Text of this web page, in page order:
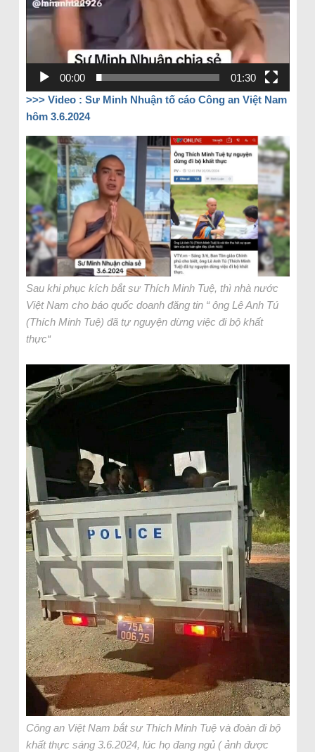
00:00
01:30
>>> Video : Sư Minh Nhuận tố cáo Công an Việt Nam
hôm 3.6.2024
Sau khi phục kích bắt sư Thích Minh Tuệ, thì nhà nước
Việt Nam cho báo quốc doanh đăng tin “ ông Lê Anh Tú
(Thích Minh Tuệ) đã tự nguyện dừng việc đi bộ khất
thực“
Công an Việt Nam bắt sư Thích Minh Tuệ và đoàn đi bộ
khất thực sáng 3.6.2024, lúc họ đang ngủ ( ảnh được